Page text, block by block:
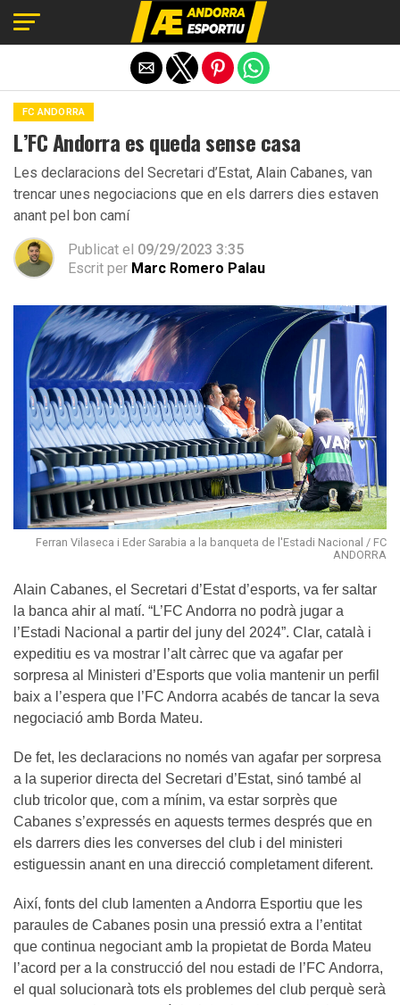
FC ANDORRA
L’FC Andorra es queda sense casa
Les declaracions del Secretari d’Estat, Alain Cabanes, van
trencar unes negociacions que en els darrers dies estaven
anant pel bon camí
Publicat el 09/29/2023 3:35
Escrit per Marc Romero Palau
Ferran Vilaseca i Eder Sarabia a la banqueta de l'Estadi Nacional / FC
ANDORRA
Alain Cabanes, el Secretari d’Estat d’esports, va fer saltar
la banca ahir al matí. “L’FC Andorra no podrà jugar a
l’Estadi Nacional a partir del juny del 2024”. Clar, català i
expeditiu es va mostrar l’alt càrrec que va agafar per
sorpresa al Ministeri d’Esports que volia mantenir un perfil
baix a l’espera que l’FC Andorra acabés de tancar la seva
negociació amb Borda Mateu.
De fet, les declaracions no només van agafar per sorpresa
a la superior directa del Secretari d’Estat, sinó també al
club tricolor que, com a mínim, va estar sorprès que
Cabanes s’expressés en aquests termes després que en
els darrers dies les converses del club i del ministeri
estiguessin anant en una direcció completament diferent.
Així, fonts del club lamenten a Andorra Esportiu que les
paraules de Cabanes posin una pressió extra a l’entitat
que continua negociant amb la propietat de Borda Mateu
l’acord per a la construcció del nou estadi de l’FC Andorra,
el qual solucionarà tots els problemes del club perquè serà
Exit mobile version